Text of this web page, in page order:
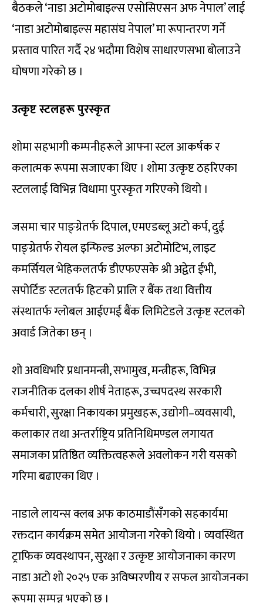
बैठकले ‘नाडा अटोमोबाइल्स एसोसिएसन अफ नेपाल’ लाई
‘नाडा अटोमोबाइल्स महासंघ नेपाल’ मा रूपान्तरण गर्ने
प्रस्ताव पारित गर्दै २४ भदौमा विशेष साधारणसभा बोलाउने
घोषणा गरेको छ ।
उत्कृष्ट स्टलहरू पुरस्कृत
शोमा सहभागी कम्पनीहरूले आफ्ना स्टल आकर्षक र
कलात्मक रूपमा सजाएका थिए । शोमा उत्कृष्ट ठहरिएका
स्टललाई विभिन्न विधामा पुरस्कृत गरिएको थियो ।
जसमा चार पाङ्ग्रेतर्फ दिपाल, एमएडब्लू अटो कर्प, दुई
पाङ्ग्रेतर्फ रोयल इन्फिल्ड अल्फा अटोमोटिभ, लाइट
कमर्सियल भेहिकलतर्फ डीएफएसके श्री अद्वेत ईभी,
सपोर्टिङ स्टलतर्फ हिटको प्रालि र बैंक तथा वित्तीय
संस्थातर्फ ग्लोबल आईएमई बैंक लिमिटेडले उत्कृष्ट स्टलको
अवार्ड जितेका छन् ।
शो अवधिभरि प्रधानमन्त्री, सभामुख, मन्त्रीहरू, विभिन्न
राजनीतिक दलका शीर्ष नेताहरू, उच्चपदस्थ सरकारी
कर्मचारी, सुरक्षा निकायका प्रमुखहरू, उद्योगी–व्यवसायी,
कलाकार तथा अन्तर्राष्ट्रिय प्रतिनिधिमण्डल लगायत
समाजका प्रतिष्ठित व्यक्तित्वहरूले अवलोकन गरी यसको
गरिमा बढाएका थिए ।
नाडाले लायन्स क्लब अफ काठमाडौंसँगको सहकार्यमा
रक्तदान कार्यक्रम समेत आयोजना गरेको थियो । व्यवस्थित
ट्राफिक व्यवस्थापन, सुरक्षा र उत्कृष्ट आयोजनाका कारण
नाडा अटो शो २०२५ एक अविष्मरणीय र सफल आयोजनका
रूपमा सम्पन्न भएको छ ।